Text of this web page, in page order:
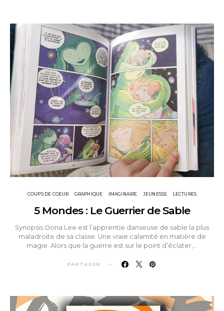
COUPS DE COEUR GRAPHIQUE IMAGINAIRE JEUNESSE LECTURES
5 Mondes : Le Guerrier de Sable
Synopsis Oona Lee est l’apprentie danseuse de sable la plus
maladroite de sa classe. Une vraie calamité en matière de
magie. Alors que la guerre est sur le point d’éclater,…
PARTAGER